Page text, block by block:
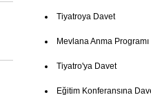
Tiyatroya Davet
Mevlana Anma Programı
Tiyatro'ya Davet
Eğitim Konferansına